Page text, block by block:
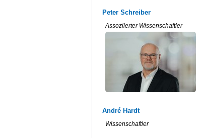
Peter Schreiber
Assoziierter Wissenschaftler
André Hardt
Wissenschaftler